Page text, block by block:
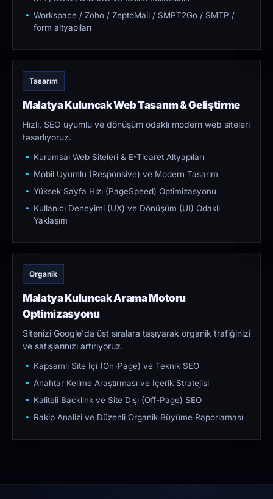
Workspace / Zoho / ZeptoMail / SMPT2Go / SMTP /
form altyapıları
Tasarım
Malatya Kuluncak Web Tasarım & Geliştirme
Hızlı, SEO uyumlu ve dönüşüm odaklı modern web siteleri
tasarlıyoruz.
Kurumsal Web Siteleri & E-Ticaret Altyapıları
Mobil Uyumlu (Responsive) ve Modern Tasarım
Yüksek Sayfa Hızı (PageSpeed) Optimizasyonu
Kullanıcı Deneyimi (UX) ve Dönüşüm (UI) Odaklı
Yaklaşım
Organik
Malatya Kuluncak Arama Motoru
Optimizasyonu
Sitenizi Google'da üst sıralara taşıyarak organik trafiğinizi
ve satışlarınızı artırıyoruz.
Kapsamlı Site İçi (On-Page) ve Teknik SEO
Anahtar Kelime Araştırması ve İçerik Stratejisi
Kaliteli Backlink ve Site Dışı (Off-Page) SEO
Rakip Analizi ve Düzenli Organik Büyüme Raporlaması